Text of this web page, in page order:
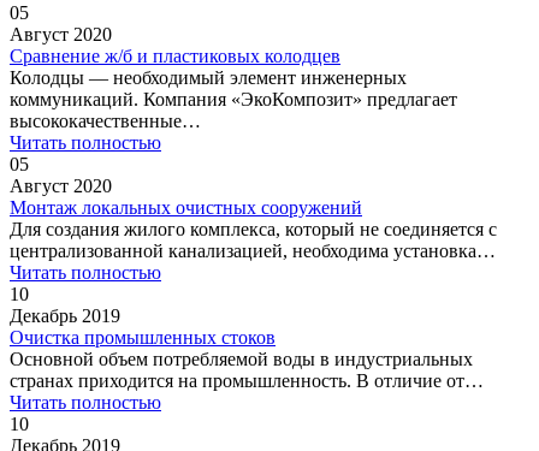
05
Август 2020
Сравнение ж/б и пластиковых колодцев
Колодцы — необходимый элемент инженерных
коммуникаций. Компания «ЭкоКомпозит» предлагает
высококачественные…
Читать полностью
05
Август 2020
Монтаж локальных очистных сооружений
Для создания жилого комплекса, который не соединяется с
централизованной канализацией, необходима установка…
Читать полностью
10
Декабрь 2019
Очистка промышленных стоков
Основной объем потребляемой воды в индустриальных
странах приходится на промышленность. В отличие от…
Читать полностью
10
Декабрь 2019